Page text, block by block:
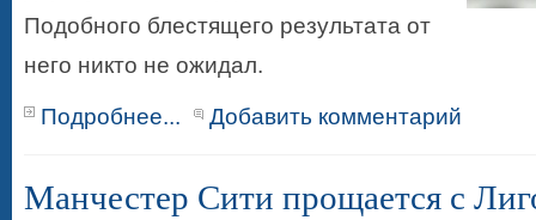
Подобного блестящего результата от
него никто не ожидал.
Подробнее... Добавить комментарий
Манчестер Сити прощается с